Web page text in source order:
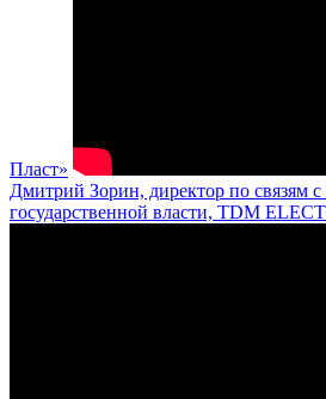
Пласт»
Дмитрий Зорин, директор по связям с
государственной власти, TDM